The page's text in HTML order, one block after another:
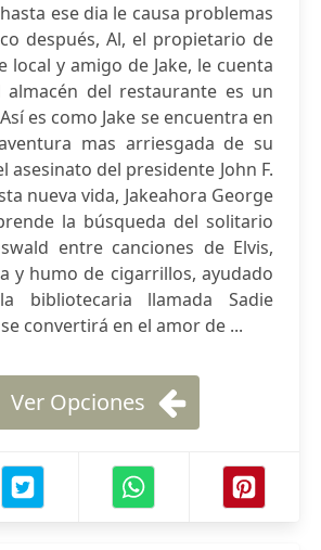
ese dia le causa problemas
después, Al, el propietario de
local y amigo de Jake, le cuenta
almacén del restaurante es un
es como Jake se encuentra en
mas arriesgada de su
asesinato del presidente John F.
nueva vida, Jakeahora George
la búsqueda del solitario
entre canciones de Elvis,
y humo de cigarrillos, ayudado
bibliotecaria llamada Sadie
convertirá en el amor de ...
Ver Opciones